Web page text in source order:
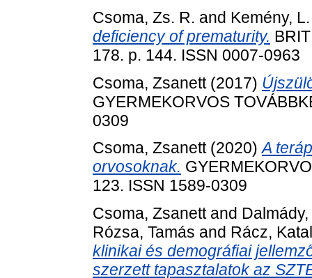
Csoma, Zs. R. and Kemény, L.
deficiency of prematurity.
178. p. 144. ISSN 0007-0963
Csoma, Zsanett(2017)
GYERMEKORVOS
0309
Csoma, Zsanett(2020)A
orvosoknak.
123. ISSN 1589-0309
Csoma, Zsanettand
Rózsa, Tamás and Rácz,
klinikai és demográfiai
szerzett tapasztalatok az